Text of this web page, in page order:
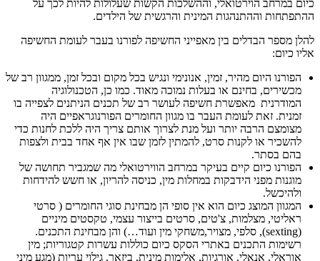
כיום במרחב הוירטואלי, וההשלכות הקשות שעלולות להיות לכך על
ההתפתחות וההתנהגות המינית והרגשית של הילדים.
להלן מספר הבדלים בין מאפייני החשיפה לפורנו בעבר לעומת החשיפה
אליו כיום:
הפורנו היום מהיר, זמין, אנונימי ונגיש בכל מקום ובכל זמן, ממגוון רב של
מכשירים, בחינם או בעלות נמוכה מאוד. כמו כן, הטכנולוגיה
המודרנית מאפשרת חשיפה לעושר רב של תכנים הניתנים לצפייה בו
זמנית. זאת לעומת העבר בו מגוון החומרים הפורנוגראפיים היה
מצומצם הרבה יותר ועל מנת לצרוך אותם צריך היה ללכת לחנות כדי
להשכיר או לקנות סרט, להמתין לזמן שבו אין אף אחד בבית ולצפות
בהם בסתר.
הפורנו כיום קיים בעיקר במרחב הווירטואלי מה שמגביר תחושה של
מוגנות מפני הידבקות במחלות מין, כניסה להריון, או חשש להידחות
ולהיכשל.
המגוון המוצג כיום הוא אין סופי הן מבחינת סוגי החומרים ( סרטי
ראליטי, מצלמות, צ'טים, סרטים בייצור עצמי, טקסטים מיניים
(sexting), סלפי, מצויר,משחקי מין ועוד…) והן מבחינת התכנים.
רשימות התכנים באתרי הסקס כיום כוללות עשרות קטגוריות; מין
אוראלי, אנאלי, אורגיות, אלימות מינית, ביזאר, גילוי עריות (מגע מיני